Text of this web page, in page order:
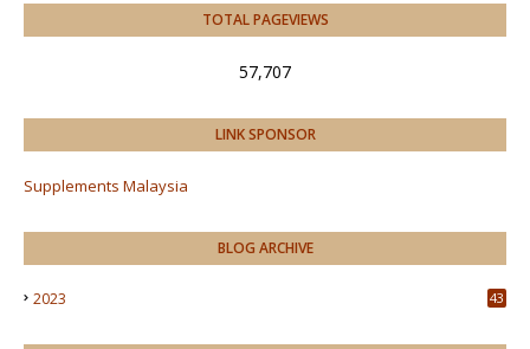
TOTAL PAGEVIEWS
57,707
LINK SPONSOR
Supplements Malaysia
BLOG ARCHIVE
2023 43